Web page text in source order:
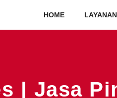
HOME LAYANAN
| Jasa